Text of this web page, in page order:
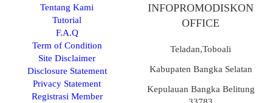
Tentang Kami
Tutorial
F.A.Q
Term of Condition
Site Disclaimer
Disclosure Statement
Privacy Statement
Registrasi Member
INFOPROMODISKON
OFFICE
Teladan,Toboali
Kabupaten Bangka Selatan
Kepulauan Bangka Belitung